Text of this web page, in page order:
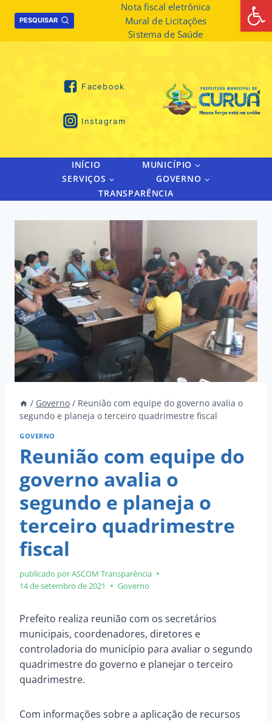
PESQUISAR
Nota fiscal eletrônica
Mural de Licitações
Sistema de Saúde
Facebook
Instagram
INÍCIO
MUNICÍPIO
SERVIÇOS
GOVERNO
TRANSPARÊNCIA
/ Governo / Reunião com equipe do governo avalia o
segundo e planeja o terceiro quadrimestre fiscal
GOVERNO
Reunião com equipe do
governo avalia o
segundo e planeja o
terceiro quadrimestre
fiscal
publicado por ASCOM Transparência
14 de setembro de 2021
Governo
Prefeito realiza reunião com os secretários
municipais, coordenadores, diretores e
controladoria do município para avaliar o segundo
quadrimestre do governo e planejar o terceiro
quadrimestre.
Com informações sobre a aplicação de recursos